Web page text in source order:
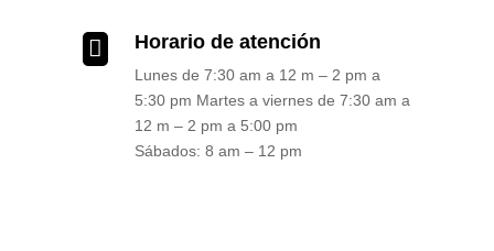
 Horario de atención
Lunes de 7:30 am a 12 m – 2 pm a
5:30 pm Martes a viernes de 7:30 am a
12 m – 2 pm a 5:00 pm
Sábados: 8 am – 12 pm